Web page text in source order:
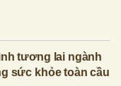
tương lai ngành
sức khỏe toàn cầu